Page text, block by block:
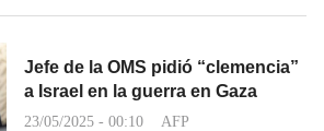
Jefe de la OMS pidió “clemencia”
a Israel en la guerra en Gaza
23/05/2025 - 00:10 AFP